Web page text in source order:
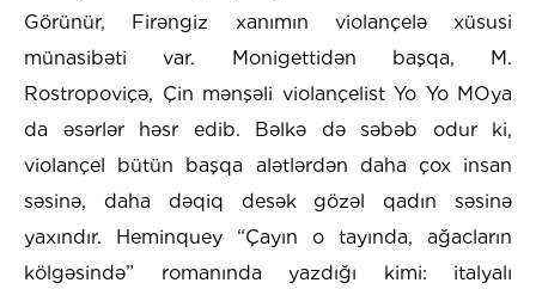
Görünür, Firəngiz xanımın violançelə xüsusi
münasibəti var. Monigettidən başqa, M.
Rostropoviçə, Çin mənşəli violançelist Yo Yo MOya
da əsərlər həsr edib. Bəlkə də səbəb odur ki,
violançel bütün başqa alətlərdən daha çox insan
səsinə, daha dəqiq desək gözəl qadın səsinə
yaxındır. Heminquey “Çayın o tayında, ağacların
kölgəsində” romanında yazdığı kimi: italyalı